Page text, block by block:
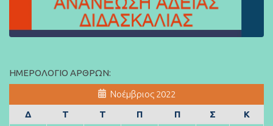
ΗΜΕΡΟΛΌΓΙΟ ΆΡΘΡΩΝ:
Νοέμβριος 2022
Δ
Τ Τ Π Π Σ Κ